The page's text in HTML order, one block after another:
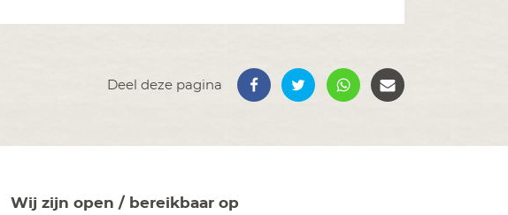
Deel deze pagina
Wij zijn open / bereikbaar op